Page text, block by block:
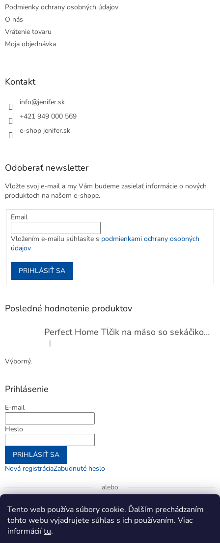
Tento web používa súbory cookie. Ďalším prechádzaním
tohto webu vyjadrujete súhlas s ich používaním. Viac
informáciítu.
Podmienky ochrany osobných údajov
O nás
Vrátenie tovaru
Moja objednávka
Kontakt
info@jenifer.sk
+421 949 000 569
e-shop jenifer.sk
Odoberať newsletter
Vložte svoj e-mail a my Vám budeme zasielať informácie o nových
produktoch na našom e-shope.
Email
Vložením e-mailu súhlasíte s podmienkami ochrany osobných
údajov
PRIHLÁSIŤ SA
Posledné hodnotenie produktov
Perfect Home Tĺčik na mäso so sekáčikom, 56893
Hodnotenie produktu je 5 z 5 hviezdičiek.
|
Výborný.
Prihlásenie
E-mail
Heslo
PRIHLÁSIŤ SA
Nová registráciaZabudnuté heslo
alebo
Prihlásiť sa cez Google